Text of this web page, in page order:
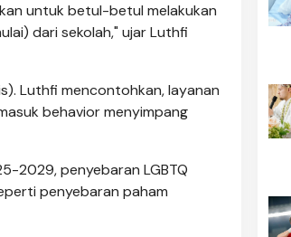
untuk betul-betul melakukan
dari sekolah," ujar Luthfi
Luthfi mencontohkan, layanan
behavior menyimpang
2029, penyebaran LGBTQ
penyebaran paham